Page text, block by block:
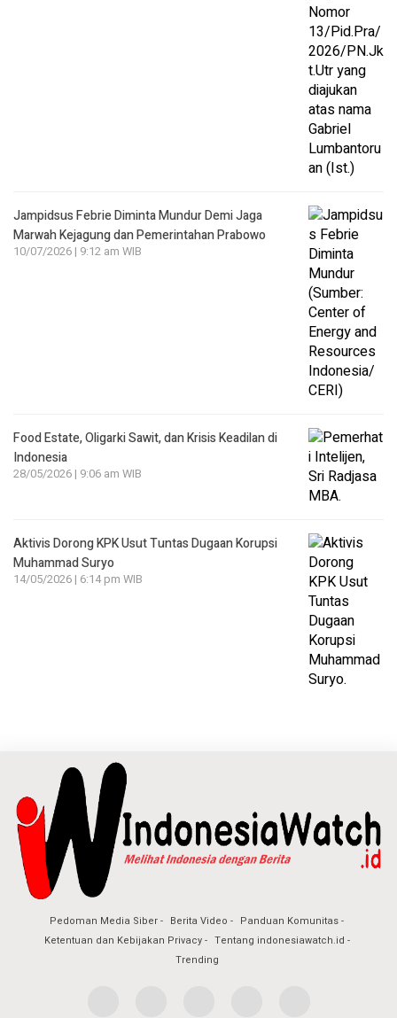
Jampidsus Febrie Diminta Mundur Demi Jaga
Marwah Kejagung dan Pemerintahan Prabowo
10/07/2026 | 9:12 am WIB
Food Estate, Oligarki Sawit, dan Krisis Keadilan di
Indonesia
28/05/2026 | 9:06 am WIB
Aktivis Dorong KPK Usut Tuntas Dugaan Korupsi
Muhammad Suryo
14/05/2026 | 6:14 pm WIB
Pedoman Media Siber Berita Video
Panduan Komunitas
Ketentuan dan Kebijakan Privacy
Tentang indonesiawatch.id
Trending